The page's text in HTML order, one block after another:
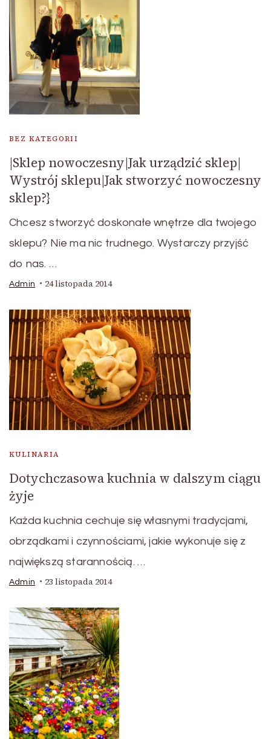
BEZ KATEGORII
|Sklep nowoczesny|Jak urządzić sklep|
Wystrój sklepu|Jak stworzyć nowoczesny
sklep?}
Chcesz stworzyć doskonałe wnętrze dla twojego
sklepu? Nie ma nic trudnego. Wystarczy przyjść
do nas. …
Admin 24 listopada 2014
KULINARIA
Dotychczasowa kuchnia w dalszym ciągu
żyje
Każda kuchnia cechuje się własnymi tradycjami,
obrządkami i czynnościami, jakie wykonuje się z
największą starannością. …
Admin 23 listopada 2014